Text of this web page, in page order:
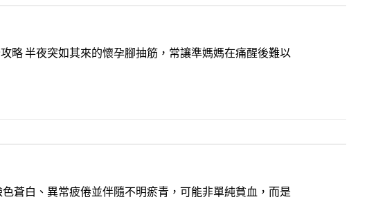
略 半夜突如其來的懷孕腳抽筋，常讓準媽媽在痛醒後難以
蒼白、異常疲倦並伴隨不明瘀青，可能非單純貧血，而是